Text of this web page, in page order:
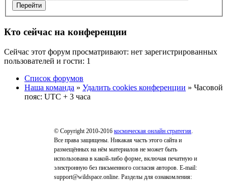
Кто сейчас на конференции
Сейчас этот форум просматривают: нет зарегистрированных
пользователей и гости: 1
Список форумов
Наша команда » Удалить cookies конференции » Часовой
пояс: UTC + 3 часа
© Copyright 2010-2016 космическая онлайн стратегия
Все права защищены. Никакая часть этого сайта и
размещённых на нём материалов не может быть
использована в какой-либо форме, включая печатную и
электронную без письменного согласия авторов. E-mail:
support@wildspace.online. Разделы для ознакомления: